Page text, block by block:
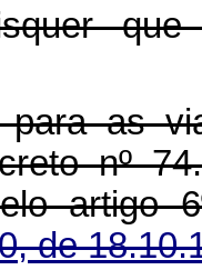
para as
nº
artigo
de